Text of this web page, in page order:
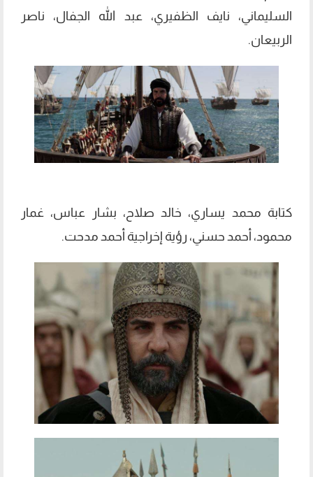
السليماني، نايف الظفيري، عبد الله الجفال، ناصر
الربيعان.
كتابة محمد يساري، خالد صلاح، بشار عباس، غمار
محمود، أحمد حسني، رؤية إخراجية أحمد مدحت.